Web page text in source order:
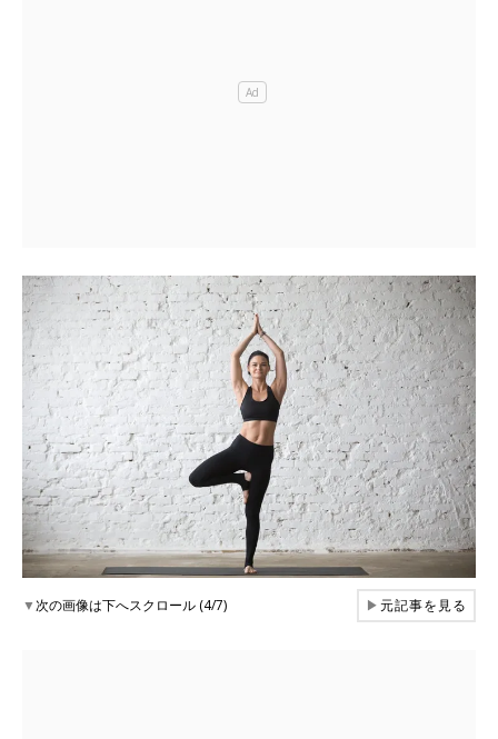
▼次の画像は下へスクロール (4/7) ▶元記事を見る